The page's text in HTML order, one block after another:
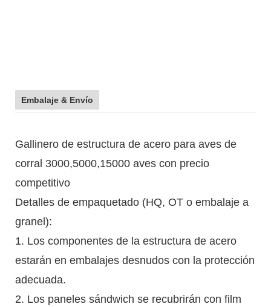
Embalaje & Envío
Gallinero de estructura de acero para aves de
corral 3000,5000,15000 aves con precio
competitivo
Detalles de empaquetado (HQ, OT o embalaje a
granel):
1. Los componentes de la estructura de acero
estarán en embalajes desnudos con la protección
adecuada.
2. Los paneles sándwich se recubrirán con film